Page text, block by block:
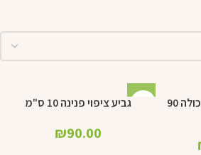
גביע רביעית ניקל 6 ס"מ תכולה 90
גביע ציפוי פנינה 10 ס"מ
₪90.00